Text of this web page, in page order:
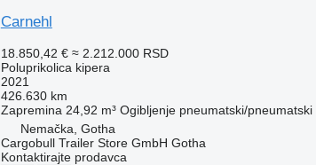
Carnehl
18.850,42 € ≈ 2.212.000 RSD
Poluprikolica kipera
2021
426.630 km
Zapremina 24,92 m³ Ogibljenje pneumatski/pneumatski
Nemačka, Gotha
Cargobull Trailer Store GmbH Gotha
Kontaktirajte prodavca